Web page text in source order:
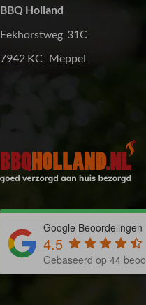
BBQ Holland
Eekhorstweg 31C
7942 KC Meppel
Google Beoordelingen
4.5
Gebaseerd op 44